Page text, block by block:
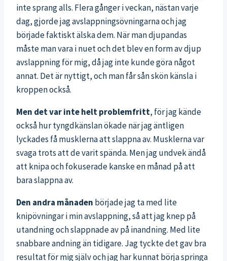
inte sprang alls. Flera gånger i veckan, nästan varje
dag, gjorde jag avslappningsövningarna och jag
började faktiskt älska dem. När man djupandas
måste man vara i nuet och det blev en form av djup
avslappning för mig, då jag inte kunde göra något
annat. Det är nyttigt, och man får sån skön känsla i
kroppen också.
Men det var inte helt problemfritt, för jag kände
också hur tyngdkänslan ökade när jag äntligen
lyckades få musklerna att slappna av. Musklerna var
svaga trots att de varit spända. Men jag undvek ändå
att knipa och fokuserade kanske en månad på att
bara slappna av.
Den andra månaden började jag ta med lite
knipövningar i min avslappning, så att jag knep på
utandning och slappnade av på inandning. Med lite
snabbare andning än tidigare. Jag tyckte det gav bra
resultat för mig själv och jag har kunnat börja springa